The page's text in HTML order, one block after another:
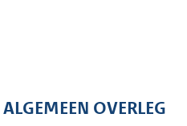
1
OVERLEG